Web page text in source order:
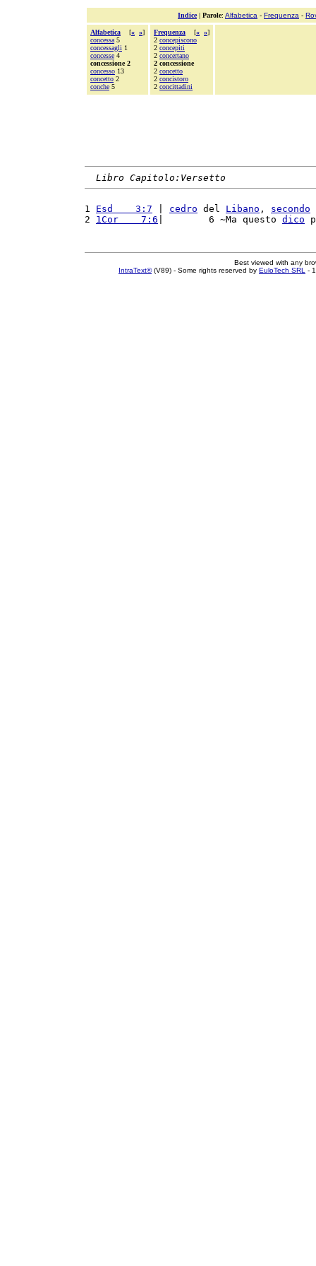
Indice| Parole: Alfabetica - Frequenza -
Alfabetica [« »]
concessa 5
concessagli 1
concesse 4
concessione 2
concesso 13
concetto 2
conche 5
Frequenza [« »]
2 concepiscono
2 concepiti
2 concertano
2 concessione
2 concetto
2 concistoro
2 concittadini
Libro Capitolo:Versetto
1 Esd    3:7 cedro del Libano , secondo
2 1Cor    7:6 |        6 ~Ma questo dico
Best viewed with any
IntraText®(V89) - Some rights reserved by EuloTech SRL -